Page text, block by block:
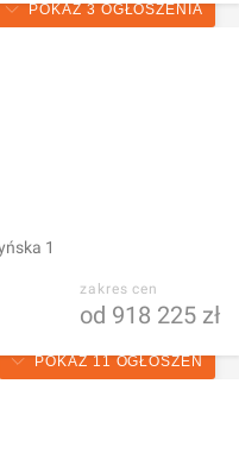
POKAŻ 3 OGŁOSZENIA
1
zakres cen
od 918 225 zł
POKAŻ 11 OGŁOSZEŃ